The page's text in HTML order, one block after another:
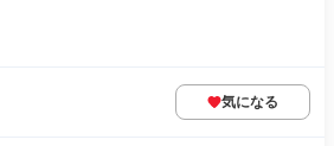
気になる